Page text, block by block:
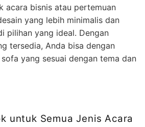
acara bisnis atau pertemuan
yang lebih minimalis dan
pilihan yang ideal. Dengan
tersedia, Anda bisa dengan
yang sesuai dengan tema dan
untuk Semua Jenis Acara